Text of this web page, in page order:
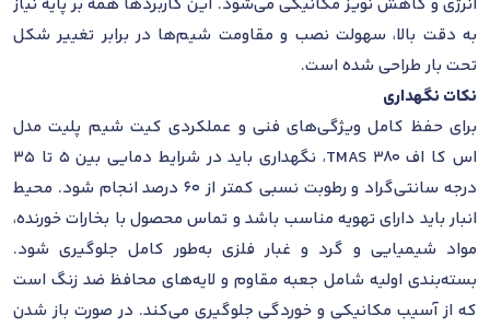
به دقت بالا، سهولت نصب و مقاومت شیم‌ها در برابر تغییر شکل
تحت بار طراحی شده است.
نکات نگهداری
برای حفظ کامل ویژگی‌های فنی و عملکردی کیت شیم پلیت مدل
اس کا اف TMAS 380، نگهداری باید در شرایط دمایی بین ۵ تا ۳۵
درجه سانتی‌گراد و رطوبت نسبی کمتر از ۶۰ درصد انجام شود. محیط
انبار باید دارای تهویه مناسب باشد و تماس محصول با بخارات خورنده،
مواد شیمیایی و گرد و غبار فلزی به‌طور کامل جلوگیری شود.
بسته‌بندی اولیه شامل جعبه مقاوم و لایه‌های محافظ ضد زنگ است
که از آسیب مکانیکی و خوردگی جلوگیری می‌کند. در صورت باز شدن